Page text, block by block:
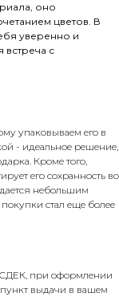
оно
цветов. В
уверенно и
встреча с
упаковываем его в
- идеальное решение,
Кроме того,
его сохранность во
небольшим
стал еще более
СДЕК, при оформлении
выдачи в вашем